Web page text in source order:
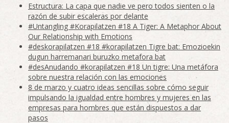
Estructura: La capa que nadie ve pero todos sienten o la
razón de subir escaleras por delante
#Untangling #Korapilatzen #18 A Tiger: A Metaphor About
Our Relationship with Emotions
#deskorapilatzen #18 #korapilatzen Tigre bat: Emozioekin
dugun harremanari buruzko metafora bat
#desAnudando #korapilatzen #18 Un tigre: Una metáfora
sobre nuestra relación con las emociones
8 de marzo y cuatro ideas sencillas sobre cómo seguir
impulsando la igualdad entre hombres y mujeres en las
empresas para hombres que están dispuestos a dar
pasos